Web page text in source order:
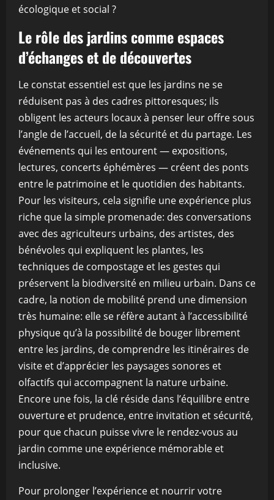
écologique et social ?
Le rôle des jardins comme espaces
d’échanges et de découvertes
Le constat essentiel est que les jardins ne se
réduisent pas à des cadres pittoresques; ils
obligent les acteurs locaux à penser leur offre sous
l’angle de l’accueil, de la sécurité et du partage. Les
événements qui les entourent — expositions,
lectures, concerts éphémères — créent des ponts
entre le patrimoine et le quotidien des habitants.
Pour les visiteurs, cela signifie une expérience plus
riche que la simple promenade: des conversations
avec des agriculteurs urbains, des artistes, des
bénévoles qui expliquent les plantes, les
techniques de compostage et les gestes qui
préservent la biodiversité en milieu urbain. Dans ce
cadre, la notion de mobilité prend une dimension
très humaine: elle se réfère autant à l’accessibilité
physique qu’à la possibilité de bouger librement
entre les jardins, de comprendre les itinéraires de
visite et d’apprécier les paysages sonores et
olfactifs qui accompagnent la nature urbaine.
Encore une fois, la clé réside dans l’équilibre entre
ouverture et prudence, entre invitation et sécurité,
pour que chacun puisse vivre le rendez-vous au
jardin comme une expérience mémorable et
inclusive.
Pour prolonger l’expérience et nourrir votre